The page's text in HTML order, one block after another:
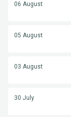
06 August
05 August
03 August
30 July